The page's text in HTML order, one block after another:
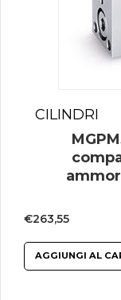
CILINDRI
€263,55
AGGIUNGI AL